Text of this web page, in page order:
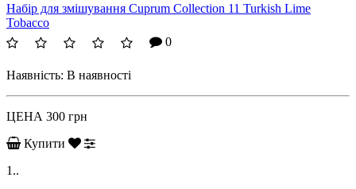
Набір для змішування Cuprum Collection 11 Turkish Lime
Tobacco
0
Наявність: В наявності
ЦЕНА 300 грн
Купити
1..